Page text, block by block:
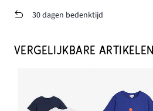
30 dagen bedenktijd
VERGELIJKBARE ARTIKELEN